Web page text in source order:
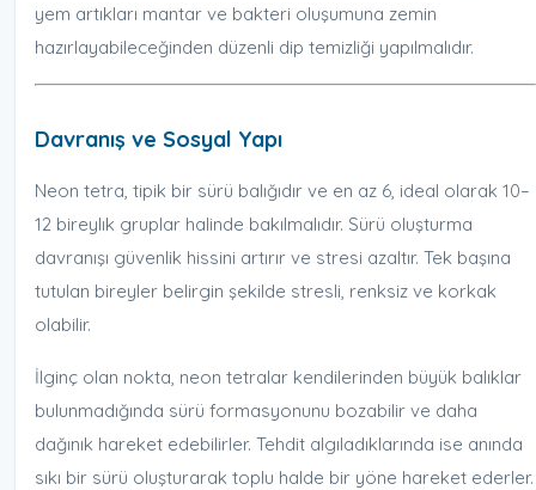
yem artıkları mantar ve bakteri oluşumuna zemin
hazırlayabileceğinden düzenli dip temizliği yapılmalıdır.
Davranış ve Sosyal Yapı
Neon tetra, tipik bir sürü balığıdır ve en az 6, ideal olarak 10–
12 bireylık gruplar halinde bakılmalıdır. Sürü oluşturma
davranışı güvenlik hissini artırır ve stresi azaltır. Tek başına
tutulan bireyler belirgin şekilde stresli, renksiz ve korkak
olabilir.
İlginç olan nokta, neon tetralar kendilerinden büyük balıklar
bulunmadığında sürü formasyonunu bozabilir ve daha
dağınık hareket edebilirler. Tehdit algıladıklarında ise anında
sıkı bir sürü oluşturarak toplu halde bir yöne hareket ederler.